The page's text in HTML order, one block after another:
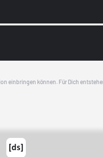
einbringen können. Für Dich